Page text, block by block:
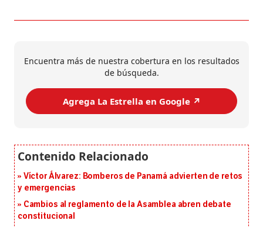
Encuentra más de nuestra cobertura en los resultados
de búsqueda.
Agrega La Estrella en Google ↗️
Víctor Álvarez: Bomberos de Panamá advierten de retos
y emergencias
Cambios al reglamento de la Asamblea abren debate
constitucional